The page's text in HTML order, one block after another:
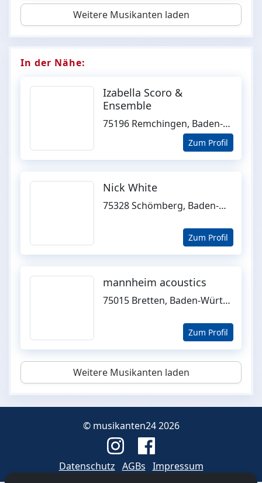
Weitere Musikanten laden
In der Nähe:
Izabella Scoro &
Ensemble
75196 Remchingen, Baden-Württemberg
Zum Profil
Nick White
75328 Schömberg, Baden-Württemberg
Zum Profil
mannheim acoustics
75015 Bretten, Baden-Württemberg
Zum Profil
Weitere Musikanten laden
© musikanten24 2026
Datenschutz AGBs Impressum